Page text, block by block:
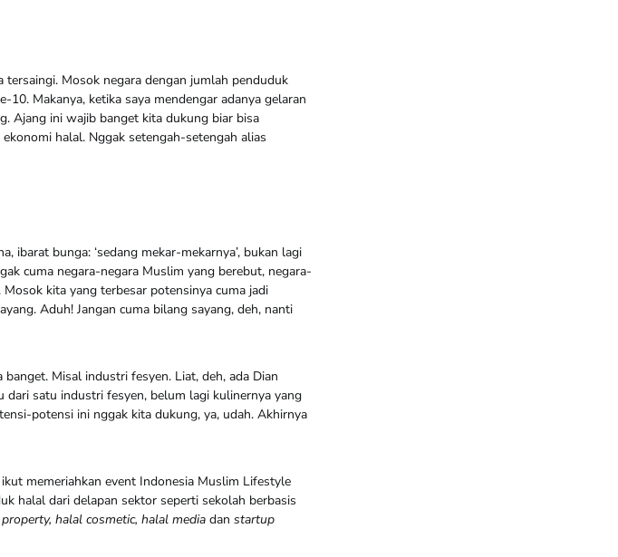
tersaingi. Mosok negara dengan jumlah penduduk
Makanya, ketika saya mendengar adanya gelaran
Ajang ini wajib banget kita dukung biar bisa
halal. Nggak setengah-setengah alias
ibarat bunga: ‘sedang mekar-mekarnya’, bukan lagi
cuma negara-negara Muslim yang berebut, negara-
kita yang terbesar potensinya cuma jadi
Aduh! Jangan cuma bilang sayang, deh, nanti
Misal industri fesyen. Liat, deh, ada Dian
dari satu industri fesyen, belum lagi kulinernya yang
potensi ini nggak kita dukung, ya, udah. Akhirnya
memeriahkan event Indonesia Muslim Lifestyle
halal dari delapan sektor seperti sekolah berbasis
halal cosmetic, halal media dan startup